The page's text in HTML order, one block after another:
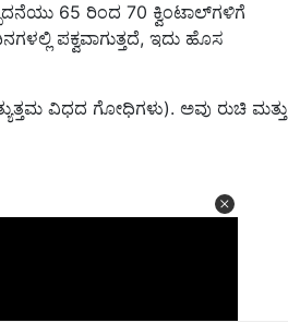
65 ರಿಂದ 70 ಕ್ವಿಂಟಾಲ್‌ಗಳಿಗೆ
ಪಕ್ವವಾಗುತ್ತದೆ, ಇದು ಹೊಸ
ವಿಧದ ಗೋಧಿಗಳು). ಅವು ರುಚಿ ಮತ್ತು